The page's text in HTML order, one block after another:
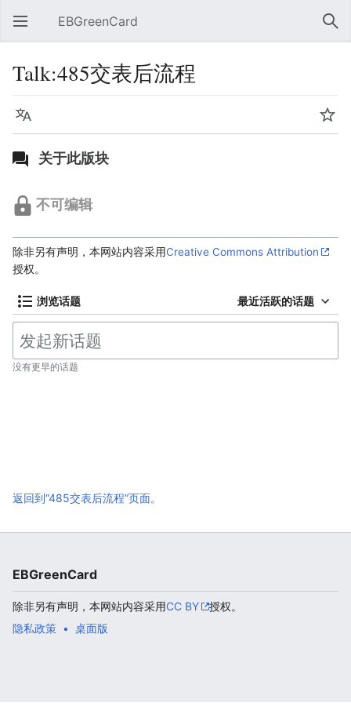
打开主菜单 EBGreenCard 搜索
Talk:485交表后流程
语言
关于此版块
不可编辑
除非另有声明，本网站内容采用Creative Commons Attribution
授权。
浏览话题 最近活跃的话题
没有更早的话题
返回到“485交表后流程”页面。
EBGreenCard
除非另有声明，本网站内容采用CC BY
授权。
隐私政策
桌面版